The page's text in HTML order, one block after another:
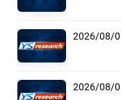
2026/08/
2026/08/